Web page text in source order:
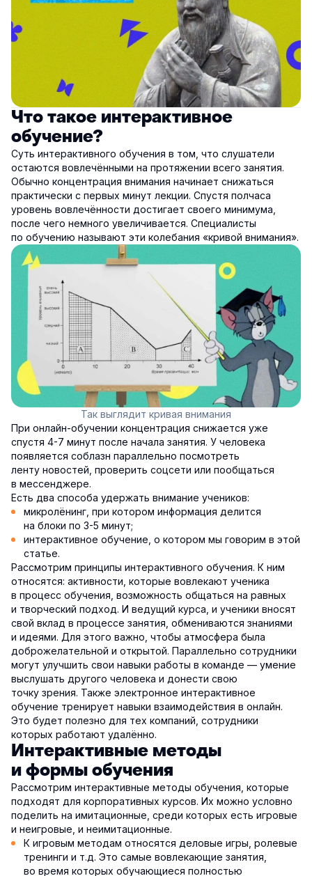
Что такое интерактивное
обучение?
Суть интерактивного обучения в том, что слушатели
остаются вовлечёнными на протяжении всего занятия.
Обычно концентрация внимания начинает снижаться
практически с первых минут лекции. Спустя полчаса
уровень вовлечённости достигает своего минимума,
после чего немного увеличивается. Специалисты
по обучению называют эти колебания «кривой внимания».
Так выглядит кривая внимания
При онлайн-обучении концентрация снижается уже
спустя 4-7 минут после начала занятия. У человека
появляется соблазн параллельно посмотреть
ленту новостей, проверить соцсети или пообщаться
в мессенджере.
Есть два способа удержать внимание учеников:
микролёнинг, при котором информация делится
на блоки по 3-5 минут;
интерактивное обучение, о котором мы говорим в этой
статье.
Рассмотрим принципы интерактивного обучения. К ним
относятся: активности, которые вовлекают ученика
в процесс обучения, возможность общаться на равных
и творческий подход. И ведущий курса, и ученики вносят
свой вклад в процессе занятия, обмениваются знаниями
и идеями. Для этого важно, чтобы атмосфера была
доброжелательной и открытой. Параллельно сотрудники
могут улучшить свои навыки работы в команде — умение
выслушать другого человека и донести свою
точку зрения. Также электронное интерактивное
обучение тренирует навыки взаимодействия в онлайн.
Это будет полезно для тех компаний, сотрудники
которых работают удалённо.
Интерактивные методы
и формы обучения
Рассмотрим интерактивные методы обучения, которые
подходят для корпоративных курсов. Их можно условно
поделить на имитационные, среди которых есть игровые
и неигровые, и неимитационные.
К игровым методам относятся деловые игры, ролевые
тренинги и т.д. Это самые вовлекающие занятия,
во время которых обучающиеся полностью